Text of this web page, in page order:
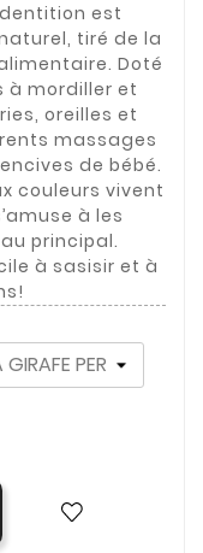
est
tiré de la
Doté
à mordiller et
oreilles et
massages
de bébé.
couleurs vivent
à les
principal.
à sasisir et à